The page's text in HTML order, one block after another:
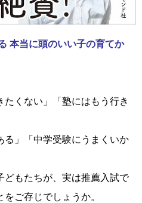
本当に頭のいい子の育てか
たくない」「塾にはもう行き
る」「中学受験にうまくいか
どもたちが、実は推薦入試で
ご存じでしょうか。